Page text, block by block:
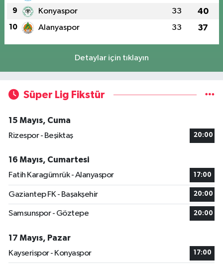
9 Konyaspor 33 40
10 Alanyaspor 33 37
Detaylar için tıklayın
Süper Lig Fikstür
15 Mayıs, Cuma
Rizespor - Beşiktaş
20:00
16 Mayıs, Cumartesi
Fatih Karagümrük - Alanyaspor
17:00
Gaziantep FK - Başakşehir 20:00
Samsunspor - Göztepe 20:00
17 Mayıs, Pazar
Kayserispor - Konyaspor
17:00